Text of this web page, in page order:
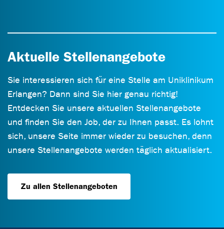
Aktuelle Stellenangebote
Sie interessieren sich für eine Stelle am Uniklinikum
Erlangen? Dann sind Sie hier genau richtig!
Entdecken Sie unsere aktuellen Stellenangebote
und finden Sie den Job, der zu Ihnen passt. Es lohnt
sich, unsere Seite immer wieder zu besuchen, denn
unsere Stellenangebote werden täglich aktualisiert.
Zu allen Stellenangeboten